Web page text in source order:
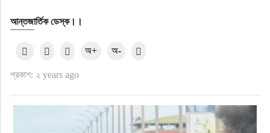
বৃহত্তর কুমিল্লা
বৃহত্তর নোয়াখালী
আন্তজার্তিক ডেস্ক।।
প্রকাশ: ২ years ago
অ+ অ-